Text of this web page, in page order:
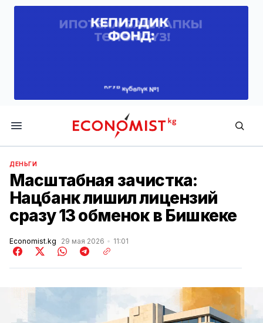
Economist.kg
ДЕНЬГИ
Масштабная зачистка:
Нацбанк лишил лицензий
сразу 13 обменок в Бишкеке
Economist.kg 29 мая 2026 11:01